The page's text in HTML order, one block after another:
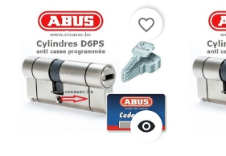

favorite_border